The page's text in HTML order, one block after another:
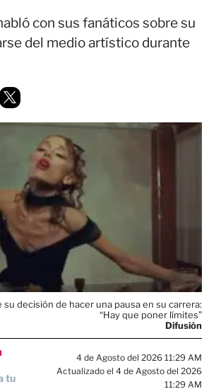
con sus fanáticos sobre su
del medio artístico durante
su decisión de hacer una pausa en su carrera:
“Hay que poner límites”
Difusión
tu
4 de Agosto del 2026 11:29 AM
Actualizado el 4 de Agosto del 2026
11:29 AM